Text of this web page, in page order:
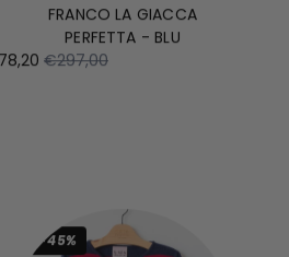
FRANCO LA GIACCA
PERFETTA - BLU
€297,00
-45%